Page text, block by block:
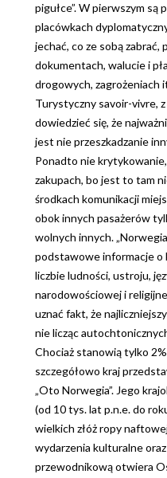
pigułce”. W pierwszym
placówkach
jechać, co ze sobą zabrać,
dokumentach, walucie i
drogowych, zagrożeniach
Turystyczny savoir-vivre,
dowiedzieć się, że
jest nie przeszkadzanie
Ponadto nie
zakupach, bo jest to tam
środkach komunikacji
obok innych pasażerów
wolnych innych.
podstawowe informacje o
liczbie ludności, ustroju,
narodowościowej i
uznać fakt, że
nie licząc
Chociaż stanowią tylko
szczegółowo kraj
„Oto Norwegia”. Jego
(od 10 tys. lat p.n.e. do
wielkich złóż ropy
wydarzenia kulturalne
przewodnikową otwiera